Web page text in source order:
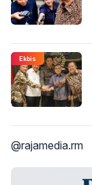
Ekbis
@rajamedia.rm